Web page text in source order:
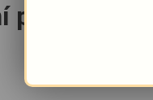
pokračuje.